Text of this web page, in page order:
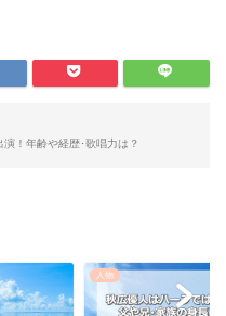
！年齢や経歴･歌唱力は？
人物